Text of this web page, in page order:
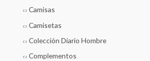
Camisas
Camisetas
Colección Diario Hombre
Complementos